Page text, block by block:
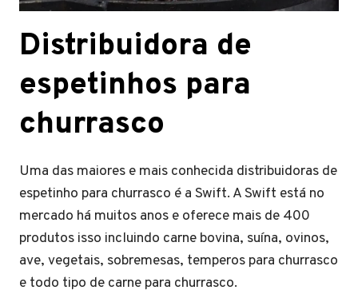
Distribuidora de
espetinhos para
churrasco
Uma das maiores e mais conhecida distribuidoras de
espetinho para churrasco é a Swift. A Swift está no
mercado há muitos anos e oferece mais de 400
produtos isso incluindo carne bovina, suína, ovinos,
ave, vegetais, sobremesas, temperos para churrasco
e todo tipo de carne para churrasco.